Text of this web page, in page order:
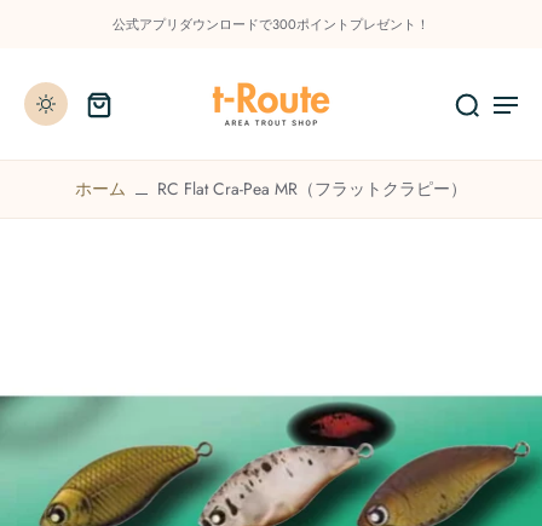
公式アプリダウンロードで300ポイントプレゼント！
ホーム RC Flat Cra-Pea MR（フラットクラピー）